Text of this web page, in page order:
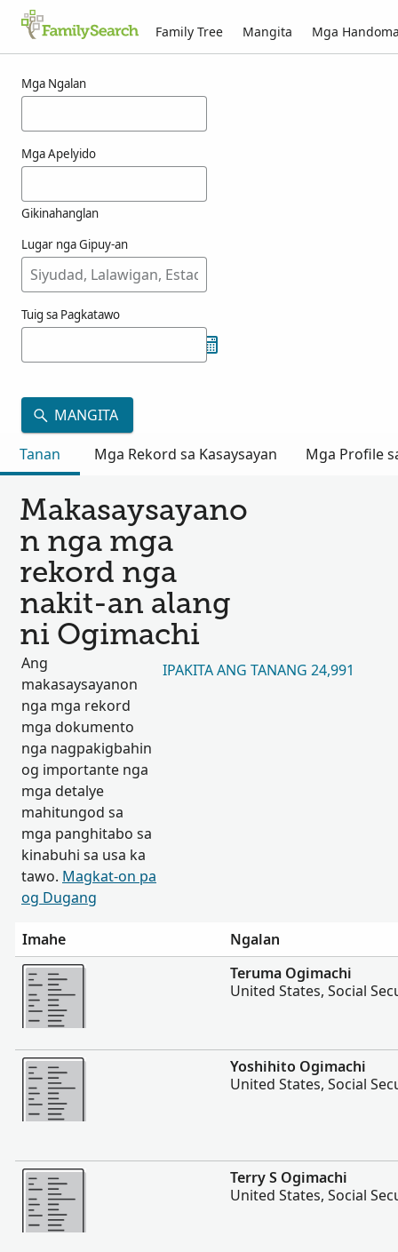
Family Tree Mangita Mga
Mga Ngalan
Mga Apelyido
Gikinahanglan
Lugar nga Gipuy-an
Tuig sa Pagkatawo
MANGITA
Tanan
Mga Rekord sa Kasaysayan Mga Profile
Makasaysayano
n nga mga
rekord nga
nakit-an alang
ni Ogimachi
Ang
makasaysayanon
nga mga rekord
mga dokumento
nga nagpakigbahin
og importante nga
mga detalye
mahitungod sa
mga panghitabo sa
kinabuhi sa usa ka
tawo. Magkat-on pa
og Dugang
IPAKITA ANG TANANG 24,991
Imahe
Ngalan
Dugang pa
Teruma Ogimachi
United States, Social
Dugang pa
Yoshihito Ogimachi
United States, Social
Dugang pa
Terry S Ogimachi
United States, Social